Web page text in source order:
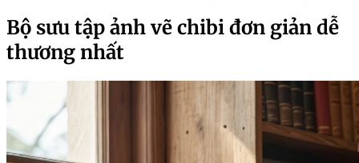
Bộ sưu tập ảnh vẽ chibi đơn giản dễ
thương nhất